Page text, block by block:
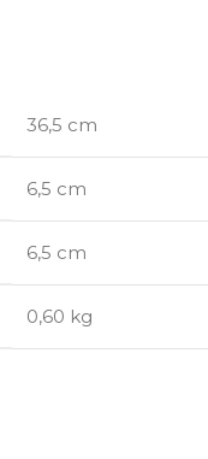
36,5 cm
6,5 cm
6,5 cm
0,60 kg